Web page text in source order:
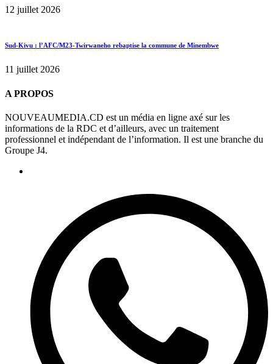
12 juillet 2026
Sud-Kivu : l’AFC/M23-Twirwaneho rebaptise la commune de Minembwe
11 juillet 2026
A PROPOS
NOUVEAUMEDIA.CD est un média en ligne axé sur les
informations de la RDC et d’ailleurs, avec un traitement
professionnel et indépendant de l’information. Il est une branche du
Groupe J4.